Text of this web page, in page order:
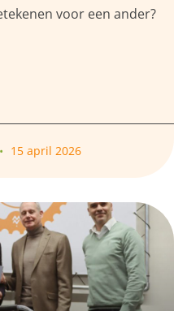
voor een ander?
15 april 2026